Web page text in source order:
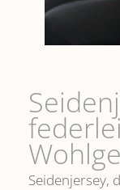
Seidenjersey,